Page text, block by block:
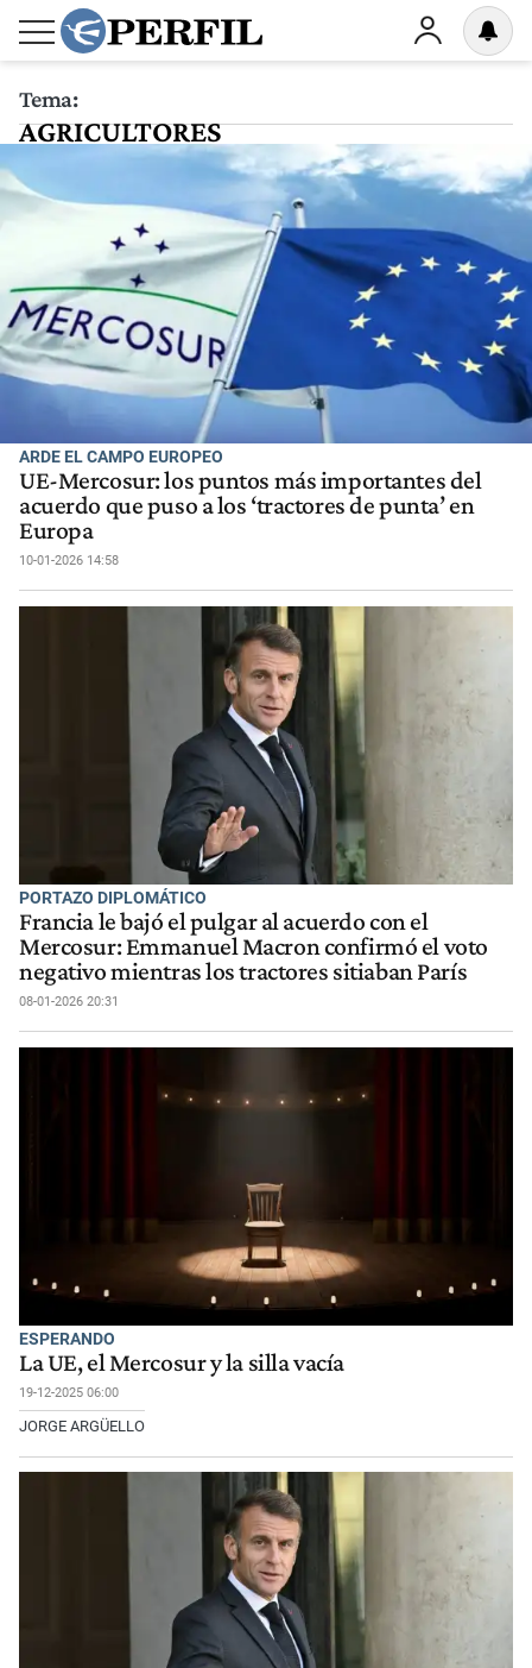
Tema:
AGRICULTORES
ARDE EL CAMPO EUROPEO
UE-Mercosur: los puntos más importantes del
acuerdo que puso a los ‘tractores de punta’ en
Europa
10-01-2026 14:58
PORTAZO DIPLOMÁTICO
Francia le bajó el pulgar al acuerdo con el
Mercosur: Emmanuel Macron confirmó el voto
negativo mientras los tractores sitiaban París
08-01-2026 20:31
ESPERANDO
La UE, el Mercosur y la silla vacía
19-12-2025 06:00
JORGE ARGÜELLO